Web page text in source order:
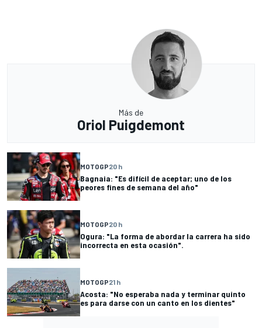
Más de
Oriol Puigdemont
MOTOGP20 h
Bagnaia: "Es difícil de aceptar; uno de los
peores fines de semana del año"
MOTOGP20 h
Ogura: "La forma de abordar la carrera ha sido
incorrecta en esta ocasión".
MOTOGP21 h
Acosta: "No esperaba nada y terminar quinto
es para darse con un canto en los dientes"